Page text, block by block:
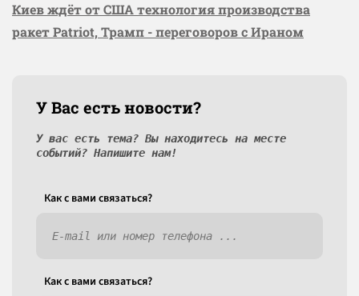
Киев ждёт от США технология производства
ракет Patriot, Трамп - переговоров с Ираном
У Вас есть новости?
У вас есть тема? Вы находитесь на месте
событий? Напишите нам!
Как c вами связаться?
Как c вами связаться?